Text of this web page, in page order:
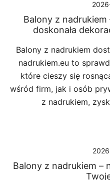
Balony z
doskonała
Balony z nadrukiem
nadrukiem.eu to
które cieszy się
wśród firm, jak i osób
z nadrukiem,
Balony z nadrukiem –